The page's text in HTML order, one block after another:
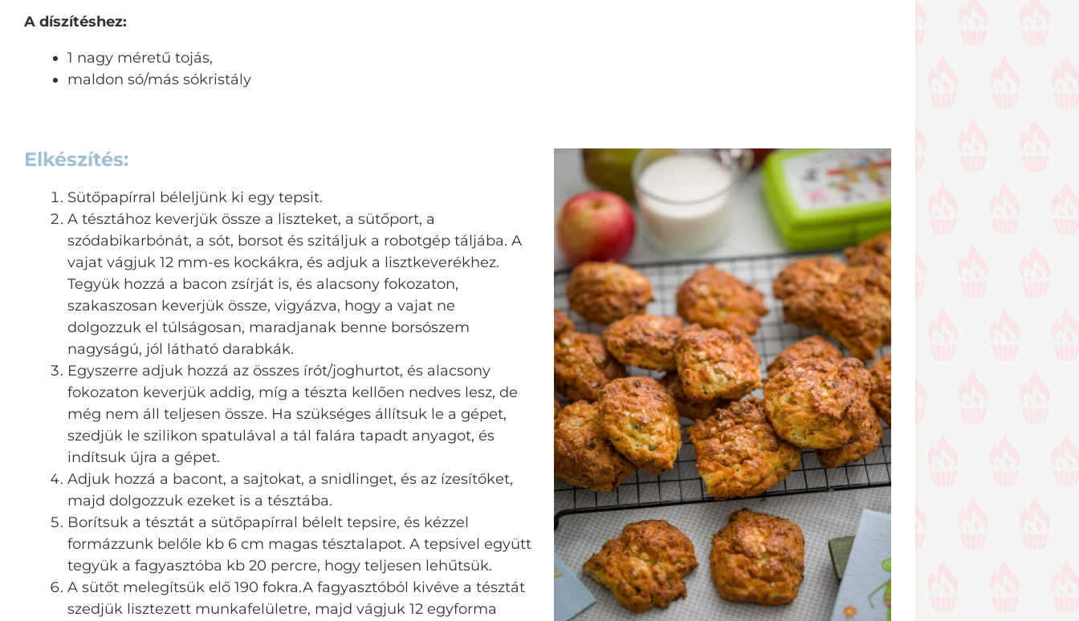
A díszítéshez:
1 nagy méretű tojás,
maldon só/más sókristály
Elkészítés:
Sütőpapírral béleljünk ki egy tepsit.
A tésztához keverjük össze a liszteket, a sütőport, a
szódabikarbónát, a sót, borsot és szitáljuk a robotgép táljába. A
vajat vágjuk 12 mm-es kockákra, és adjuk a lisztkeverékhez.
Tegyük hozzá a bacon zsírját is, és alacsony fokozaton,
szakaszosan keverjük össze, vigyázva, hogy a vajat ne
dolgozzuk el túlságosan, maradjanak benne borsószem
nagyságú, jól látható darabkák.
Egyszerre adjuk hozzá az összes írót/joghurtot, és alacsony
fokozaton keverjük addig, míg a tészta kellően nedves lesz, de
még nem áll teljesen össze. Ha szükséges állítsuk le a gépet,
szedjük le szilikon spatulával a tál falára tapadt anyagot, és
indítsuk újra a gépet.
Adjuk hozzá a bacont, a sajtokat, a snidlinget, és az ízesítőket,
majd dolgozzuk ezeket is a tésztába.
Borítsuk a tésztát a sütőpapírral bélelt tepsire, és kézzel
formázzunk belőle kb 6 cm magas tésztalapot. A tepsivel együtt
tegyük a fagyasztóba kb 20 percre, hogy teljesen lehűtsük.
A sütőt melegítsük elő 190 fokra.A fagyasztóból kivéve a tésztát
szedjük lisztezett munkafelületre, majd vágjuk 12 egyforma